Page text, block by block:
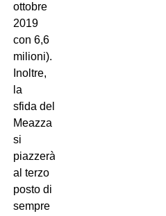
ottobre
2019
con 6,6
milioni).
Inoltre,
la
sfida del
Meazza
si
piazzerà
al terzo
posto di
sempre